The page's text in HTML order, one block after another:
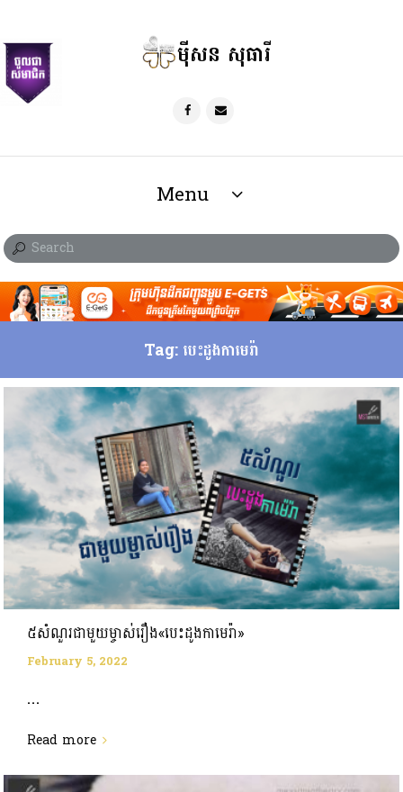
ម៉ីសន សុធារី
Menu
Tag: បេះដូងកាមេរ៉ា
៥សំណួរជាមួយម្ចាស់រឿង«បេះដូងកាមេរ៉ា»
February 5, 2022
...
Read more